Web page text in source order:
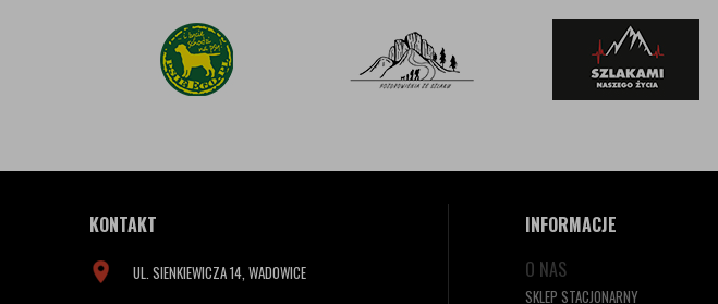
KONTAKT
UL. SIENKIEWICZA 14, WADOWICE
INFORMACJE
O NAS
SKLEP STACJONARNY